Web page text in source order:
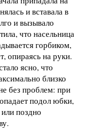
и вставала в
и вызывало
что насельница
горбиком,
опираясь на руки.
ясно, что
близко
без проблем: при
подол юбки,
поздно